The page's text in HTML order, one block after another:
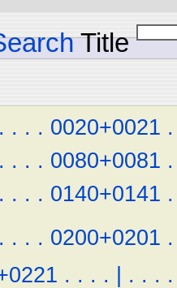
Title
. . . . 0020+0021 .
. . . . 0080+0081 .
. . . . 0140+0141 .
. . . . 0200+0201 .
. . . . | . . . .